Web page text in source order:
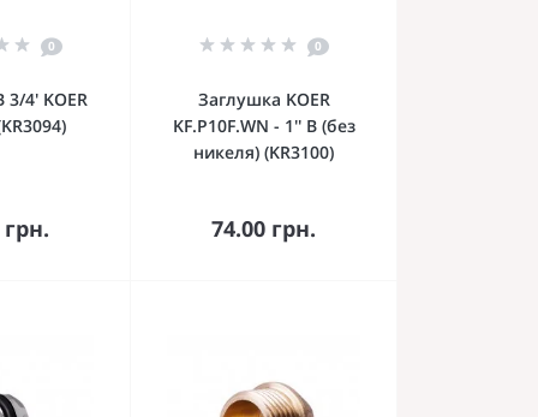
0
4' KOER
0
Заглушка KOER
KF.P10F.WN - 1'' В (без
никеля) (KR3100)
74.00 грн.
В корзину